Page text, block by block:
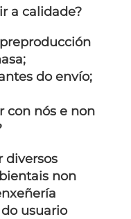
a calidade?
do envío;
con nós e non
diversos
non
usuario